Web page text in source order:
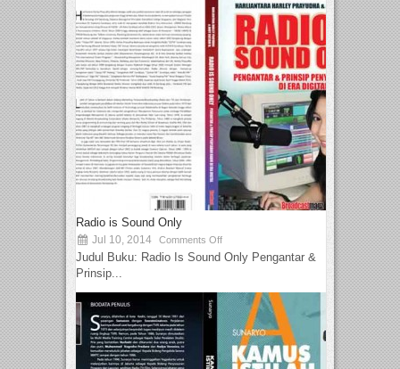
Radio is Sound Only
Jul 10, 2014 Comments Off
Judul Buku: Radio Is Sound Only Pengantar &
Prinsip...